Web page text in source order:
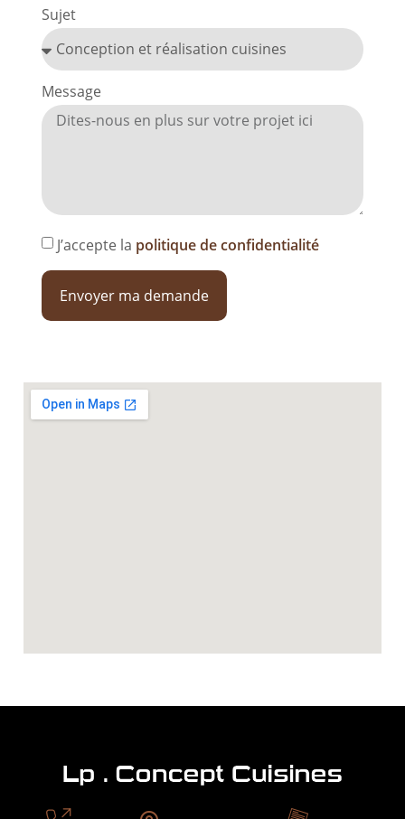
Sujet
Message
J’accepte la politique de confidentialité
Envoyer ma demande